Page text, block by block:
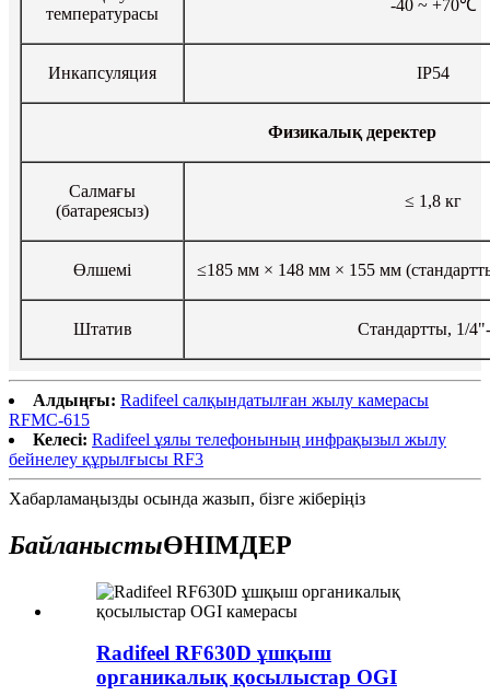
температурасы
-40 ~ +70℃
Инкапсуляция IP54
Физикалық деректер
Салмағы
(батареясыз)
≤ 1,8 кг
Өлшемі ≤185 мм × 148 мм × 155 мм
Штатив Стандартты, 1/
Алдыңғы: Radifeel салқындатылған жылу камерасы
RFMC-615
Келесі: Radifeel ұялы телефонының инфрақызыл жылу
бейнелеу құрылғысы RF3
Хабарламаңызды осында жазып, бізге жіберіңіз
БайланыстыӨНІМДЕР
Radifeel RF630D ұшқыш
органикалық қосылыстар OGI